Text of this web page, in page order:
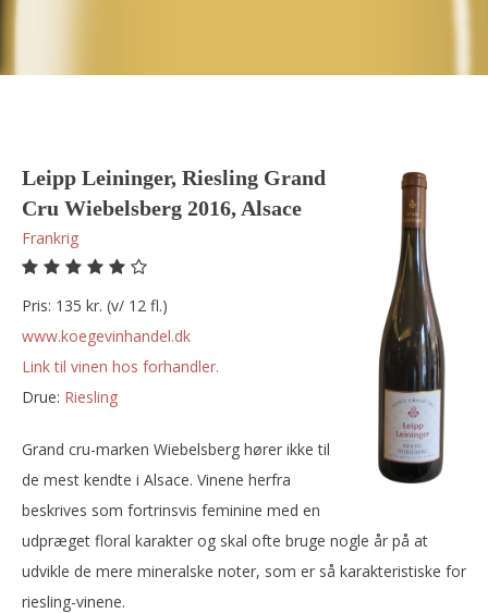
Leipp Leininger, Riesling Grand
Cru Wiebelsberg 2016, Alsace
Frankrig
Pris: 135 kr. (v/ 12 fl.)
www.koegevinhandel.dk
Link til vinen hos forhandler.
Drue:
riesling
Grand cru-marken Wiebelsberg hører ikke til
de mest kendte i Alsace. Vinene herfra
beskrives som fortrinsvis feminine med en
udpræget floral karakter og skal ofte bruge nogle år på at
udvikle de mere mineralske noter, som er så karakteristiske for
riesling-vinene.